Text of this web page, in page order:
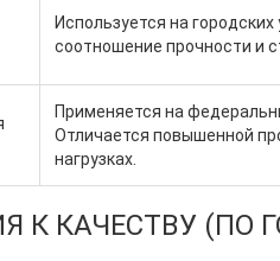
Используется на
соотношение прочности и
Применяется на
Отличается повышенной
нагрузках.
КАЧЕСТВУ (ПО